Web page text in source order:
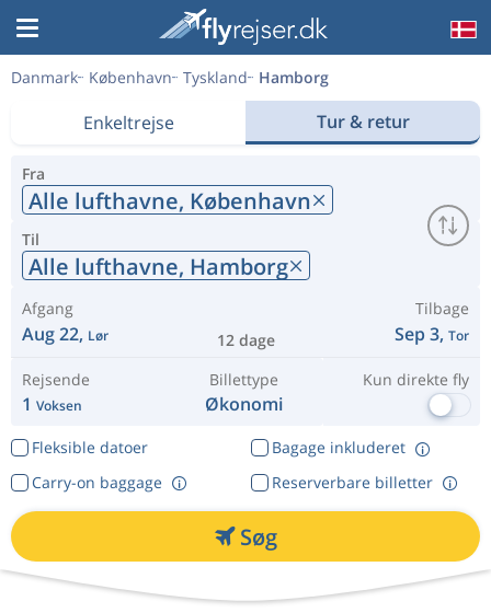
Danmark København Tyskland Hamborg
Enkeltrejse Tur & retur
Fra
Alle lufthavne, København
Til
Alle lufthavne, Hamborg
Afgang
Aug 22, Lør 12 dage
Tilbage
Sep 3, Tor
Rejsende
1 Voksen
Billettype
Økonomi
Kun direkte fly
Fleksible datoer
Bagage inkluderet
Reserverbare billetter
Carry-on baggage
Søg